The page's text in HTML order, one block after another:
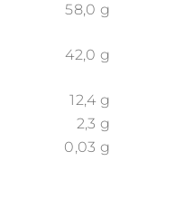
58,0 g
42,0 g
12,4 g
2,3 g
0,03 g